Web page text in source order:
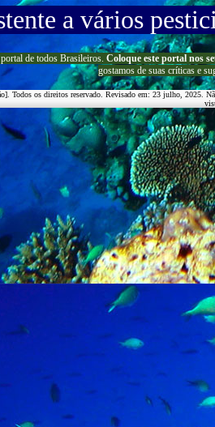
a vários
de todos Brasileiros. Coloque este portal nos
gostamos de suas críticas e
Todos os direitos reservado. Revisado em: 23 julho, 2025 .